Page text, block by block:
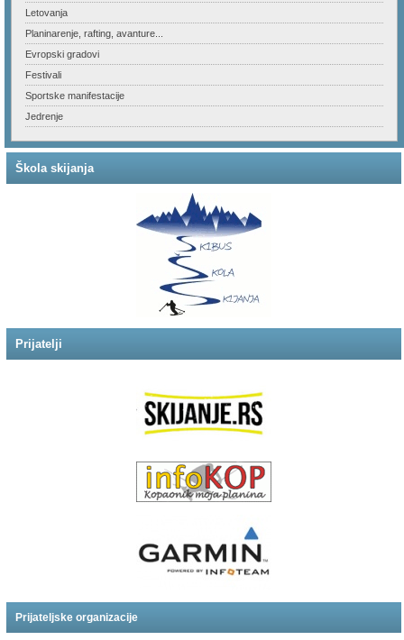
Letovanja
Planinarenje, rafting, avanture...
Evropski gradovi
Festivali
Sportske manifestacije
Jedrenje
Škola skijanja
Prijatelji
Prijateljske organizacije